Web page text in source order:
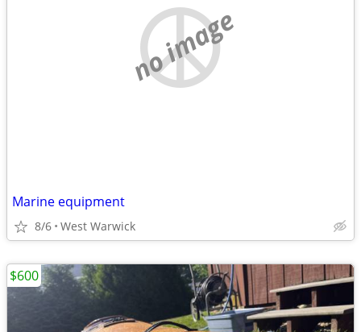
no image
Marine equipment
8/6 West Warwick
$600